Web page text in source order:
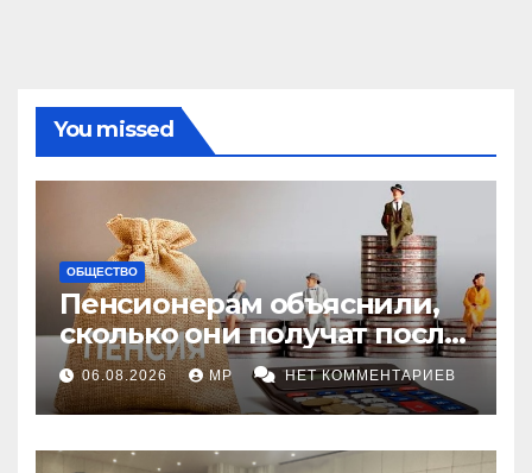
You missed
ОБЩЕСТВО
Пенсионерам объяснили,
сколько они получат после
индексации
06.08.2026 MP НЕТ КОММЕНТАРИЕВ